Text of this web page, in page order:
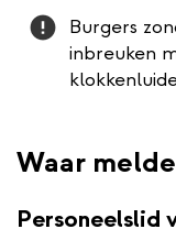
Attention
Burgers
inbreuken
Waar
Personeelslid